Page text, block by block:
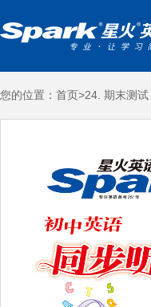
您的位置： 首页>24. 期末测